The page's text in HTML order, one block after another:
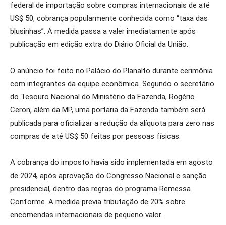
federal de importação sobre compras internacionais de até
US$ 50, cobrança popularmente conhecida como “taxa das
blusinhas”. A medida passa a valer imediatamente após
publicação em edição extra do Diário Oficial da União.
O anúncio foi feito no Palácio do Planalto durante cerimônia
com integrantes da equipe econômica. Segundo o secretário
do Tesouro Nacional do Ministério da Fazenda, Rogério
Ceron, além da MP, uma portaria da Fazenda também será
publicada para oficializar a redução da alíquota para zero nas
compras de até US$ 50 feitas por pessoas físicas.
A cobrança do imposto havia sido implementada em agosto
de 2024, após aprovação do Congresso Nacional e sanção
presidencial, dentro das regras do programa Remessa
Conforme. A medida previa tributação de 20% sobre
encomendas internacionais de pequeno valor.